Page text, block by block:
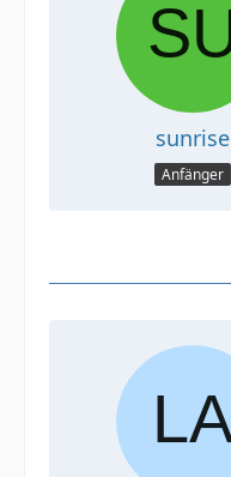
sunrise
Anfänger